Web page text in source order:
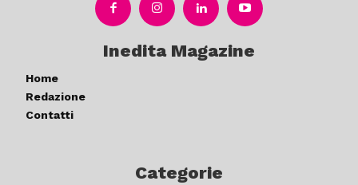
Inedita Magazine
Home
Redazione
Contatti
Categorie